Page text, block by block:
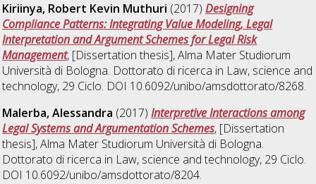
Kiriinya, Robert Kevin Muthuri (2017)Designing
Compliance Patterns: Integrating Value Modeling, Legal
Interpretation and Argument Schemes for Legal Risk
Management, [Dissertation thesis], Alma Mater Studiorum
Università di Bologna. Dottorato di ricerca in Law, science and
technology, 29 Ciclo. DOI 10.6092/unibo/amsdottorato/8268.
Malerba, Alessandra (2017)Interpretive Interactions among
Legal Systems and Argumentation Schemes, [Dissertation
thesis], Alma Mater Studiorum Università di Bologna.
Dottorato di ricerca in Law, science and technology, 29 Ciclo.
DOI 10.6092/unibo/amsdottorato/8204.